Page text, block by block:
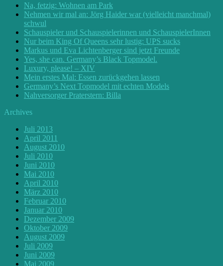
Na, fetzig: Wohnen am Park
Nehmen wir mal an: Jörg Haider war (vielleicht manchmal)
schwul
Schauspieler und Schauspielerinnen und SchauspielerInnen
Nur beim King Of Queens sehr lustig: UPS sucks
Markus und Eva Lichtenberger sind jetzt Freunde
Yes, she can. Germany’s Black Topmodel.
Luxury, please! – XIV
Mein erstes Mal: Essen zurückgehen lassen
Germany’s Next Topmodel mit echten Models
Nahversorger Praterstern: Billa
Archives
Juli 2013
April 2011
August 2010
Juli 2010
Juni 2010
Mai 2010
April 2010
März 2010
Februar 2010
Januar 2010
Dezember 2009
Oktober 2009
August 2009
Juli 2009
Juni 2009
Mai 2009